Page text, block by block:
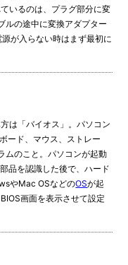
いるのは、プラグ部分に変
ルの途中に変換アダプター
が入らない時はまず最初に
は「バイオス」。パソコン
ード、マウス、ストレー
ムのこと。パソコンが起動
品を認識した後で、ハード
やMac OSなどのOSが起
画面を表示させて設定